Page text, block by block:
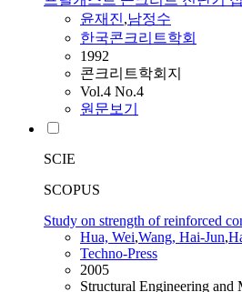
윤재진,남정수
한국콘크리트학회
1992
콘크리트학회지
Vol.4 No.4
원문보기
SCIE
SCOPUS
Study on strength of reinforced
Hua, Wei,Wang, Hai-Jun,
Techno-Press
2005
Structural Engineering and